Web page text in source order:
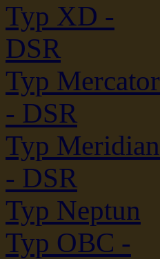
Typ XD -
DSR
Typ Mercator
- DSR
Typ Meridian
- DSR
Typ Neptun
Typ OBC -